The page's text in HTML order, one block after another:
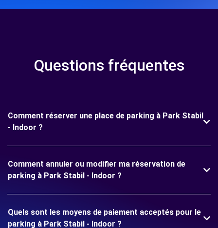
Questions fréquentes
Comment réserver une place de parking à Park Stabil
- Indoor ?
Comment annuler ou modifier ma réservation de
parking à Park Stabil - Indoor ?
Quels sont les moyens de paiement acceptés pour le
parking à Park Stabil - Indoor ?